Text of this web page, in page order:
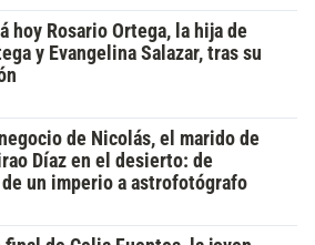
hoy Rosario Ortega, la hija de
y Evangelina Salazar, tras su
de Nicolás, el marido de
Díaz en el desierto: de
de un imperio a astrofotógrafo